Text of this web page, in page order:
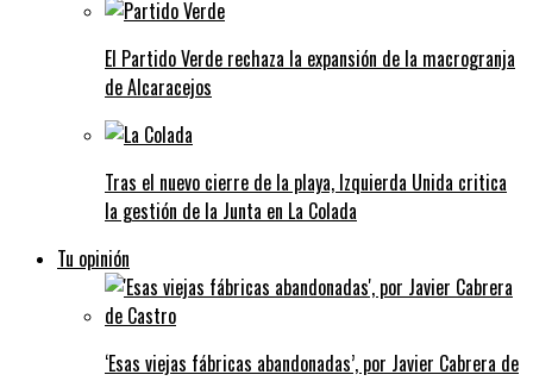
El Partido Verde rechaza la expansión de la macrogranja
de Alcaracejos
Tras el nuevo cierre de la playa, Izquierda Unida critica
la gestión de la Junta en La Colada
Tu opinión
‘Esas viejas fábricas abandonadas’, por Javier Cabrera de